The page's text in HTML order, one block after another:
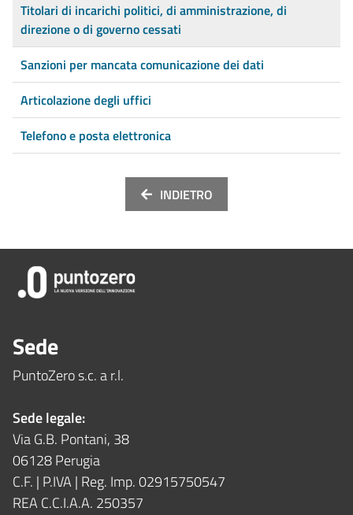
Titolari di incarichi politici, di amministrazione, di
direzione o di governo cessati
Sanzioni per mancata comunicazione dei dati
Articolazione degli uffici
Telefono e posta elettronica
INDIETRO
Sede
PuntoZero s.c. a r.l.
Sede legale:
Via G.B. Pontani, 38
06128 Perugia
C.F. | P.IVA | Reg. Imp. 02915750547
REA C.C.I.A.A. 250357